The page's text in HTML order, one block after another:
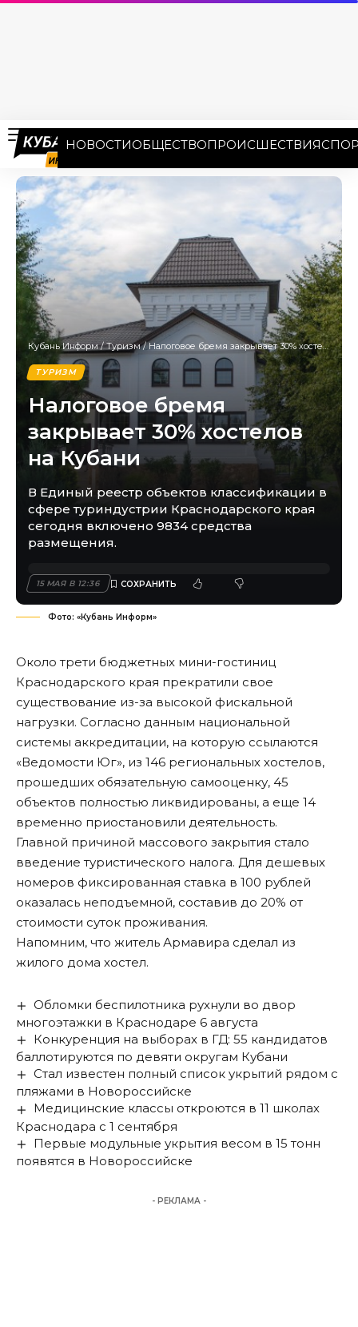
НОВОСТИОБЩЕСТВОПРОИСШЕСТВИЯ
Кубань Информ/Туризм/Налоговое бремя закрывает 30% хостелов на Кубани
ТУРИЗМ
Налоговое бремя
закрывает 30% хостелов
на Кубани
В Единый реестр объектов классификации в
сфере туриндустрии Краснодарского края
сегодня включено 9834 средства
размещения.
15 МАЯ В 12:36
Фото: «Кубань Информ»
Около трети бюджетных мини-гостиниц
Краснодарского края прекратили свое
существование из-за высокой фискальной
нагрузки. Согласно данным национальной
системы аккредитации, на которую ссылаются
«Ведомости Юг», из 146 региональных хостелов,
прошедших обязательную самооценку, 45
объектов полностью ликвидированы, а еще 14
временно приостановили деятельность.
Главной причиной массового закрытия стало
введение туристического налога. Для дешевых
номеров фиксированная ставка в 100 рублей
оказалась неподъемной, составив до 20% от
стоимости суток проживания.
Напомним, что житель Армавира сделал из
жилого дома хостел.
Обломки беспилотника рухнули во двор
многоэтажки в Краснодаре 6 августа
Конкуренция на выборах в ГД: 55 кандидатов
баллотируются по девяти округам Кубани
Стал известен полный список укрытий рядом с
пляжами в Новороссийске
Медицинские классы откроются в 11 школах
Краснодара с 1 сентября
Первые модульные укрытия весом в 15 тонн
появятся в Новороссийске
- РЕКЛАМА -